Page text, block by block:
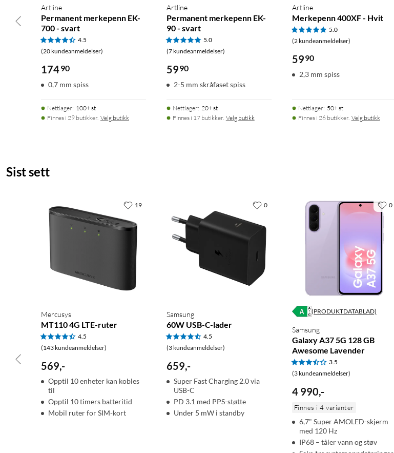
Artline
Permanent merkepenn EK-
700 - svart
4.5
(20 kundeanmeldelser)
17490
0,7 mm spiss
Nettlager: 100+ st
Finnes i 29 butikker. Velg butikk
Artline
Permanent merkepenn EK-
90 - svart
5.0
(7 kundeanmeldelser)
5990
2-5 mm skråfaset spiss
Nettlager: 20+ st
Finnes i 17 butikker. Velg butikk
Artline
Merkepenn 400XF - Hvit
5.0
(2 kundeanmeldelser)
5990
2,3 mm spiss
Nettlager: 50+ st
Finnes i 26 butikker. Velg butikk
Sist sett
Mercusys
MT110 4G LTE-ruter
4.5
(143 kundeanmeldelser)
569,-
Opptil 10 enheter kan kobles
til
Opptil 10 timers batteritid
Mobil ruter for SIM-kort
19
Samsung
60W USB-C-lader
4.5
(3 kundeanmeldelser)
659,-
Super Fast Charging 2.0 via
USB-C
PD 3.1 med PPS-støtte
Under 5 mW i standby
0
(PRODUKTDATABLAD)
Samsung
Galaxy A37 5G 128 GB
Awesome Lavender
3.5
(3 kundeanmeldelser)
4 990,-
Finnes i 4 varianter
6,7" Super AMOLED-skjerm
med 120 Hz
IP68 – tåler vann og støv
0